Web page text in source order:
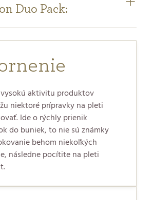
Duo Pack:
aktivitu produktov
niektoré prípravky na pleti
Ide o rýchly prienik
do buniek, to nie sú známky
behom niekoľkých
následne pocítite na pleti